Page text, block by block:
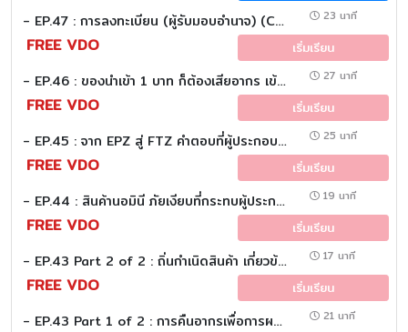
- EP.47 : การลงทะเบียน (ผู้รับมอบอำนาจ) (Customs EZ (Eazy)) 23 นาที
FREE VDO เริ่มเรียน
- EP.46 : ของนำเข้า 1 บาท ก็ต้องเสียอากร เข้าใจเกณฑ์ใหม่ศุลกากร ปี 2569 (Customs EZ (Eazy)) 27 นาที
FREE VDO เริ่มเรียน
- EP.45 : จาก EPZ สู่ FTZ คำตอบที่ผู้ประกอบการควรรู้ (Customs EZ (Eazy)) 25 นาที
FREE VDO เริ่มเรียน
- EP.44 : สินค้านอมินี ภัยเงียบที่กระทบผู้ประกอบการไทย (Customs EZ (Eazy)) 19 นาที
FREE VDO เริ่มเรียน
- EP.43 Part 2 of 2 : ถิ่นกำเนิดสินค้า เกี่ยวข้องอย่างไรกับค่าอากรนำเข้า (Customs EZ (Eazy)) 17 นาที
FREE VDO เริ่มเรียน
- EP.43 Part 1 of 2 : การคืนอากรเพื่อการผลิตส่งออก (Customs EZ (Eazy)) 21 นาที